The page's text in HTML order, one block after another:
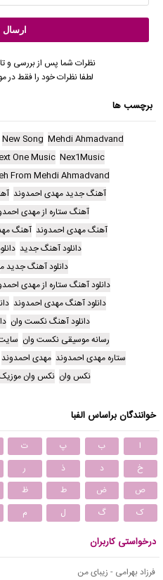
نظرات شما پس از بررسی و
لطفا نظرات خود را فقط در
برچسب ها
Mehdi Ahmadvand
New Song
Nex1Music
One Music
From Mehdi Ahmadvand
آهنگ جدید مهدی احمدوند
آهنگ ستاره از مهدی
آهنگ مهدی احمدوند آهنگ
دانلود آهنگ جدید
دانلود آهنگ جدید
دانلود آهنگ ستاره از مهدی
دانلود آهنگ مهدی احمدوند
دانلود آهنگ نکست وان
رسانه موسیقی نکست وان
ستاره مهدی احمدوند مهدی احمدوند
نکس وان نکس وان
خوانندگان براساس الفبا
ا ب پ ت
خ
د ذ ر
ص
ض ط ظ
ک
گ ل م
درخواستی کاربران
فرزاد بهرامی - زیبای من